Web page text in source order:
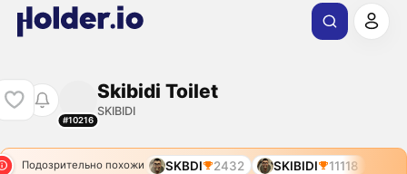
#10216
Skibidi Toilet
SKIBIDI
Подозрительно похожи SKBDI 2432 SKIBIDI 11118